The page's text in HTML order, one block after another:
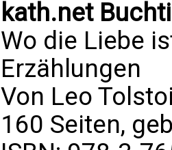
kath.net
Wo die Liebe
Erzählungen
Von Leo
160 Seiten,